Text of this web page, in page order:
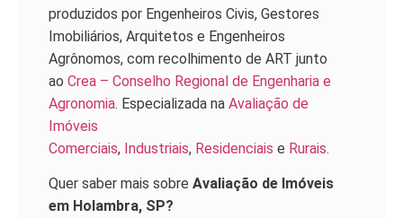
produzidos por Engenheiros Civis, Gestores
Imobiliários, Arquitetos e Engenheiros
Agrônomos, com recolhimento de ART junto
ao Crea – Conselho Regional de Engenharia e
Agronomia. Especializada na Avaliação de
Imóveis
Comerciais, Industriais, Residenciais e Rurais.
Quer saber mais sobre Avaliação de Imóveis
em Holambra, SP?